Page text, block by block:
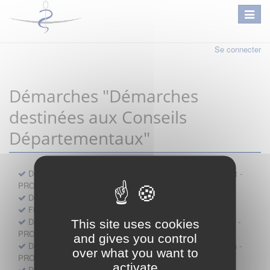
This site uses cookies
and gives you control
over what you want to
activate
Se connecter
Démarches "Démarches
destinées aux Conseils
Départementaux"
Déclaration préalable d'ouverture d'un lieu d'exercice distinct -
PROFESSIONNEL
Demande d'exemption de garde - PROFESSIONNEL
Fiche de signalement d'agression
Demande d’autorisation de se faire assister par un médecin -
PROFESSIONNEL
Demande d'autorisation de tenue de cabinet par un médecin -
PROFESSIONNEL